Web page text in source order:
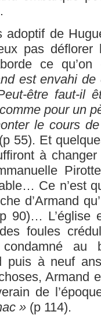
adoptif de
pas
ce
est envahi de
être faut-il
pour un
le cours
(p 55). Et
à changer
Ce n’est
d’Armand
90)… L’église
foules
au
puis à neuf
Armand
de
» (p 114).